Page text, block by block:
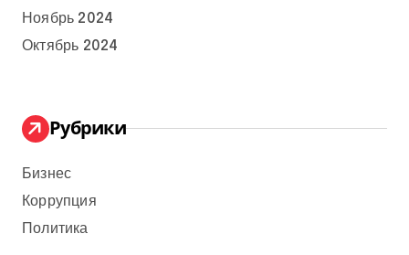
Ноябрь 2024
Октябрь 2024
Рубрики
Бизнес
Коррупция
Политика